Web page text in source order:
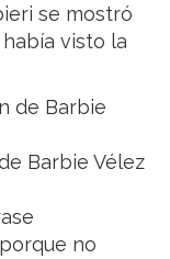
se mostró
visto la
Barbie Vélez
no